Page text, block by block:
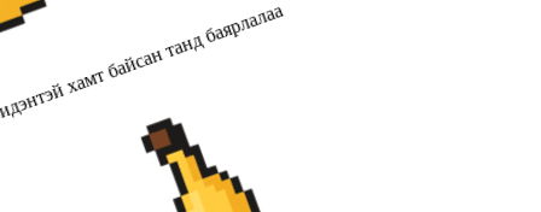
хамт байсан танд баярлалаа